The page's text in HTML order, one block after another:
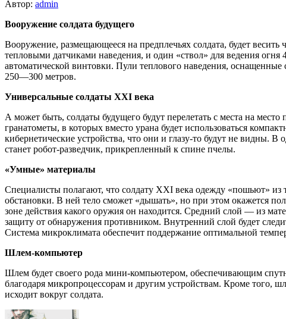
Автор: admin
Вооружение солдата будущего
Вооружение, размещающееся на предплечьях солдата, будет
тепловыми датчиками наведе­ния, и один «ствол» для ведения
автоматической винтовки. Пули теплового наведения,
250—300 метров.
Универсальные солдаты XXI века
А может быть, солдаты будущего будут перелетать с места на
гранатометы, в которых вместо урана будет использоваться
кибернетические устройства, что они и гла­зу-то будут не видны.
станет ро­бот-разведчик, прикрепленный к спине пчелы.
«Умные» материалы
Специалисты полагают, что солдату XXI века одежду «пошьют»
обстановки. В ней тело сможет «дышать», но при этом окажется
зоне действия какого оружия он находится. Сред­ний слой — из
защиту от обнару­жения противником. Внутренний слой будет
Система микроклимата обеспечит поддержание оптимальной
Шлем-компьютер
Шлем будет своего рода мини-компьюте­ром, обеспечивающим
благодаря микропроцессорам и другим устройствам. Кроме того,
исходит вокруг солдата.